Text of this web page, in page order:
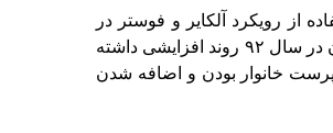
از رویکرد آلکایر و فوستر در
سال‌های ۱۳۸۸ تا ۱۳۹۲ پرداخته‌اند. نتایج حاکی از آن است که شاخص‌های فقر تا سال ۹۱ روند کاهشی و بعد از آن در سال ۹۲ روند افزایشی داشته
خانوار بودن و اضافه شدن